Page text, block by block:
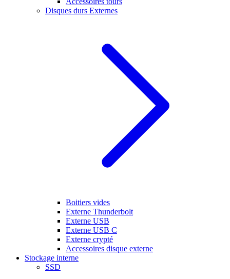
Disques durs Externes
Boitiers vides
Externe Thunderbolt
Externe USB
Externe USB C
Externe crypté
Accessoires disque externe
Stockage interne
SSD